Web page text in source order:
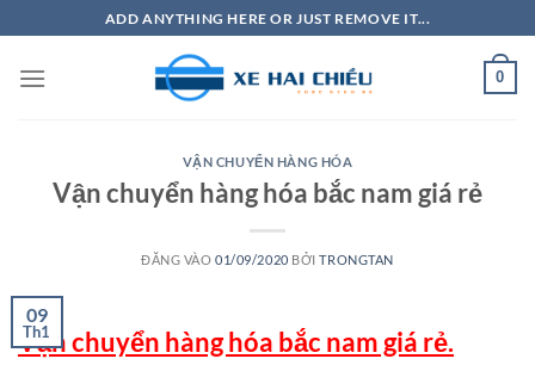
qua
nội
ADD ANYTHING HERE OR JUST REMOVE IT...
0
VẬN CHUYỂN HÀNG HÓA
Vận chuyển hàng hóa bắc nam giá rẻ
ĐĂNG VÀO01/09/2020 BỞITRONGTAN
09
Th1
Vận chuyển hàng hóa bắc nam giá rẻ.